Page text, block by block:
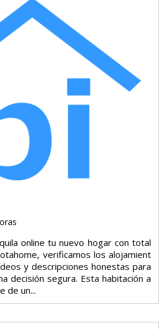
online tu nuevo hogar con total
verificamos los alojamient
y descripciones honestas para
decisión segura. Esta habitación a
de un...